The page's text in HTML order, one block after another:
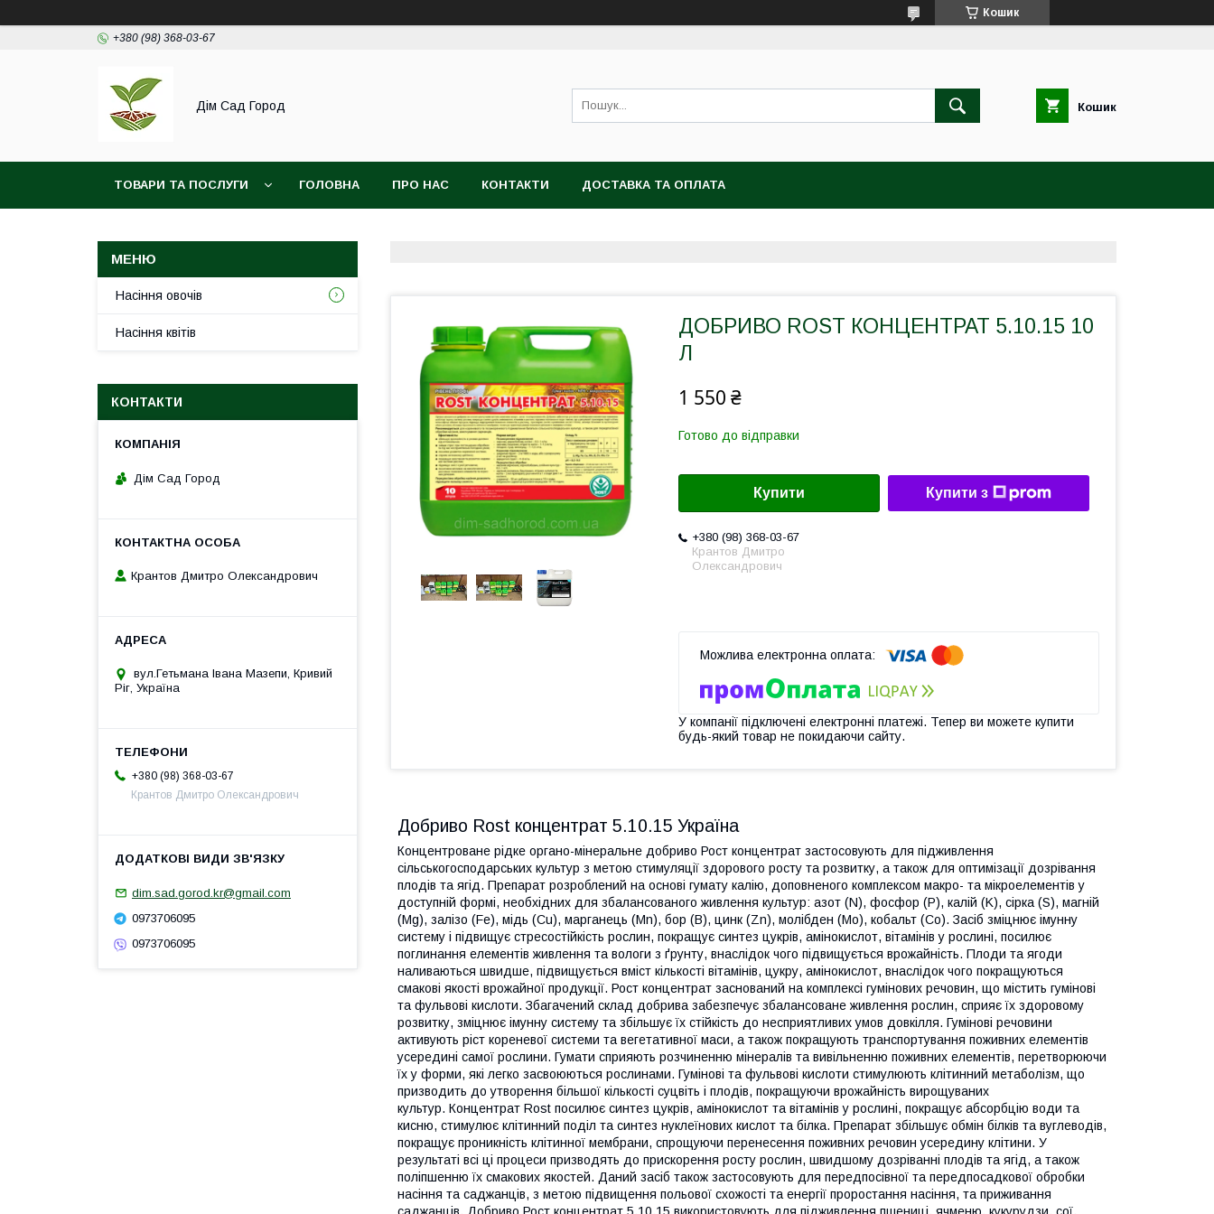
Кошик
+380 (98) 368-03-67
Дім Сад Город Кошик
ТОВАРИ ТА ПОСЛУГИ ГОЛОВНА ПРО НАС КОНТАКТИ ДОСТАВКА ТА ОПЛАТА
ДОБРИВО ROST КОНЦЕНТРАТ 5.10.15 10
Л
1 550 ₴
Готово до відправки
Купити Купити з
+380 (98) 368-03-67
Крантов Дмитро
Олександрович
У компанії підключені електронні платежі. Тепер ви можете купити
будь-який товар не покидаючи сайту.
Добриво Rost концентрат 5.10.15 Україна
Концентроване рідке органо-мінеральне добриво Рост концентрат застосовують для підживлення
сільськогосподарських культур з метою стимуляції здорового росту та розвитку, а також для оптимізації дозрівання
плодів та ягід. Препарат розроблений на основі гумату калію, доповненого комплексом макро- та мікроелементів у
доступній формі, необхідних для збалансованого живлення культур: азот (N), фосфор (P), калій (K), сірка (S), магній
(Mg), залізо (Fe), мідь (Cu), марганець (Mn), бор (B), цинк (Zn), молібден (Mo), кобальт (Co). Засіб зміцнює імунну
систему і підвищує стресостійкість рослин, покращує синтез цукрів, амінокислот, вітамінів у рослині, посилює
поглинання елементів живлення та вологи з ґрунту, внаслідок чого підвищується врожайність. Плоди та ягоди
наливаються швидше, підвищується вміст кількості вітамінів, цукру, амінокислот, внаслідок чого покращуються
смакові якості врожайної продукції. Рост концентрат заснований на комплексі гумінових речовин, що містить гумінові
та фульвові кислоти. Збагачений склад добрива забезпечує збалансоване живлення рослин, сприяє їх здоровому
розвитку, зміцнює імунну систему та збільшує їх стійкість до несприятливих умов довкілля. Гумінові речовини
активують ріст кореневої системи та вегетативної маси, а також покращують транспортування поживних елементів
усередині самої рослини. Гумати сприяють розчиненню мінералів та вивільненню поживних елементів, перетворюючи
їх у форми, які легко засвоюються рослинами. Гумінові та фульвові кислоти стимулюють клітинний метаболізм, що
призводить до утворення більшої кількості суцвіть і плодів, покращуючи врожайність вирощуваних
культур. Концентрат Rost посилює синтез цукрів, амінокислот та вітамінів у рослині, покращує абсорбцію води та
кисню, стимулює клітинний поділ та синтез нуклеїнових кислот та білка. Препарат збільшує обмін білків та вуглеводів,
покращує проникність клітинної мембрани, спрощуючи перенесення поживних речовин усередину клітини. У
результаті всі ці процеси призводять до прискорення росту рослин, швидшому дозріванні плодів та ягід, а також
поліпшенню їх смакових якостей. Даний засіб також застосовують для передпосівної та передпосадкової обробки
насіння та саджанців, з метою підвищення польової схожості та енергії проростання насіння, та приживання
Насіння овочів
Насіння квітів
КОНТАКТИ
Дім Сад Город
Крантов Дмитро Олександрович
вул.Гетьмана Івана Мазепи, Кривий
Ріг, Україна
+380 (98) 368-03-67
Крантов Дмитро Олександрович
dim.sad.gorod.kr@gmail.com
0973706095
0973706095